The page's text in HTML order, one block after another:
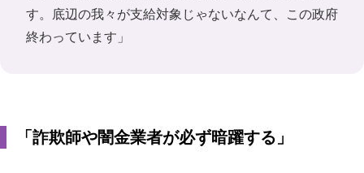
す。底辺の我々が支給対象じゃないなんて、この政府
終わっています」
「詐欺師や闇金業者が必ず暗躍する」